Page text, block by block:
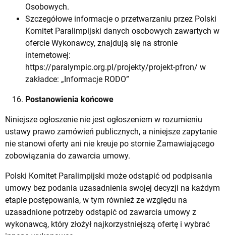
Osobowych.
Szczegółowe informacje o przetwarzaniu przez Polski
Komitet Paralimpijski danych osobowych zawartych w
ofercie Wykonawcy, znajdują się na stronie
internetowej:
https://paralympic.org.pl/projekty/projekt-pfron/ w
zakładce: „Informacje RODO”
Postanowienia końcowe
Niniejsze ogłoszenie nie jest ogłoszeniem w rozumieniu
ustawy prawo zamówień publicznych, a niniejsze zapytanie
nie stanowi oferty ani nie kreuje po stornie Zamawiającego
zobowiązania do zawarcia umowy.
Polski Komitet Paralimpijski może odstąpić od podpisania
umowy bez podania uzasadnienia swojej decyzji na każdym
etapie postępowania, w tym również ze względu na
uzasadnione potrzeby odstąpić od zawarcia umowy z
wykonawcą, który złożył najkorzystniejszą ofertę i wybrać